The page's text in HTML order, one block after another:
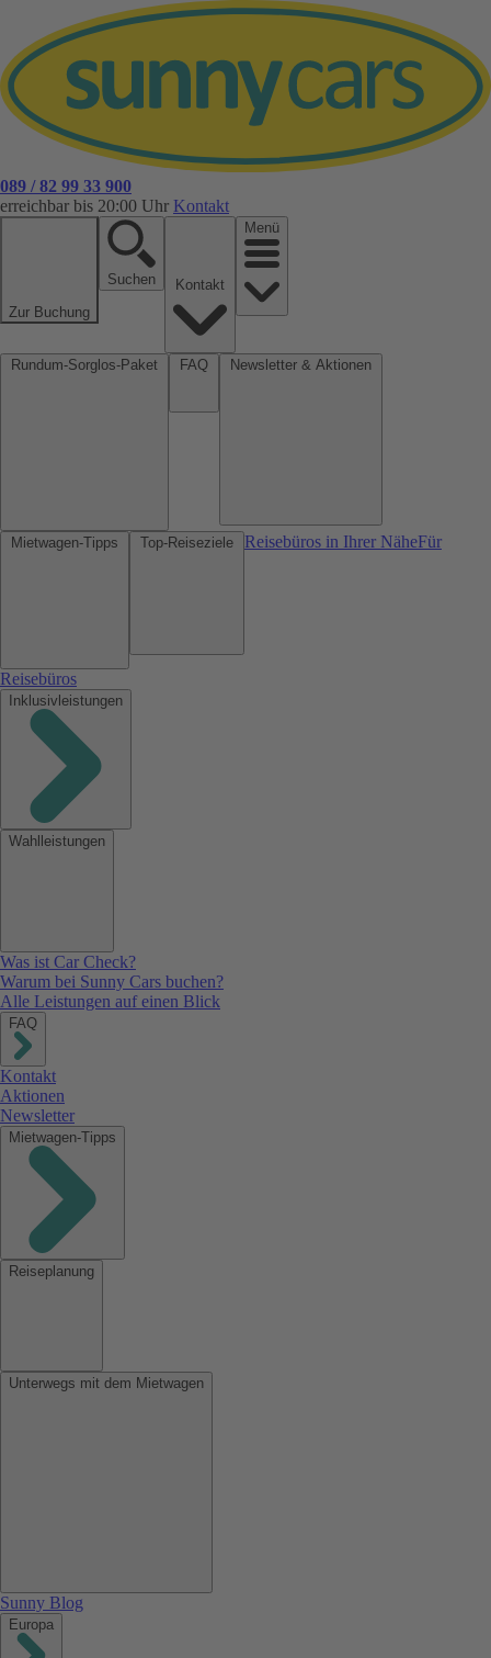
089 / 82 99 33 900
erreichbar bis 20:00 Uhr Kontakt
Zur Buchung
Suchen
Menü
Reisebüros in Ihrer NäheFür
Reisebüros
Inklusivleistungen
Wahlleistungen
Was ist Car Check?
Warum bei Sunny Cars buchen?
Alle Leistungen auf einen Blick
FAQ
Kontakt
Aktionen
Newsletter
Mietwagen-Tipps
Reiseplanung
Unterwegs mit dem Mietwagen
Sunny Blog
Europa